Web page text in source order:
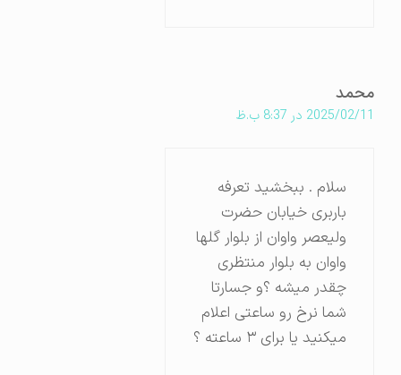
محمد
2025/02/11 در 8:37 ب.ظ
سلام . ببخشید تعرفه
باربری خیابان حضرت
ولیعصر واوان از بلوار گلها
واوان به بلوار منتظری
چقدر میشه ؟و جسارتا
شما نرخ رو ساعتی اعلام
میکنید یا برای ۳ ساعته ؟